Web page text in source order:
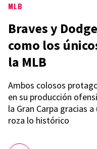
MLB
Braves y
como los
la MLB
Ambos colosos
en su producción
la Gran Carpa gracias
roza lo histórico